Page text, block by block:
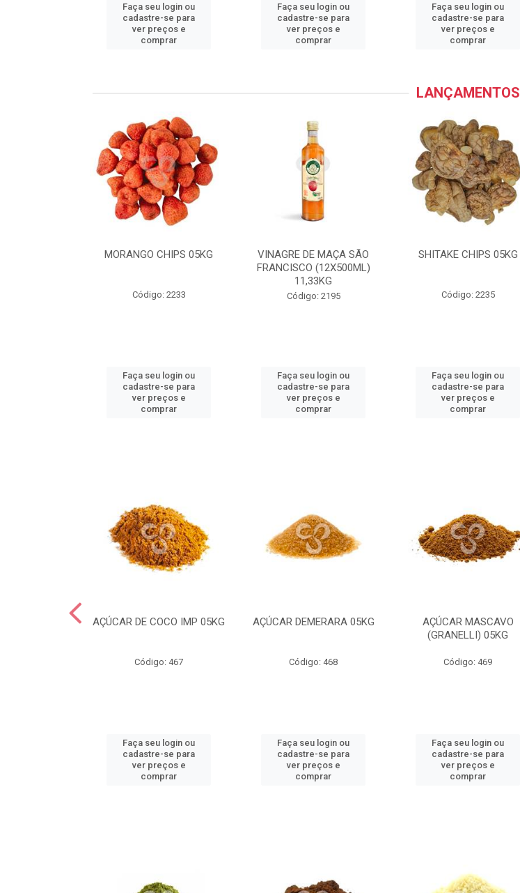
Faça seu login ou
cadastre-se para
ver preços e
comprar
Faça seu login ou
cadastre-se para
ver preços e
comprar
Faça seu login ou
cadastre-se para
ver preços e
comprar
LANÇAMENTOS
MORANGO CHIPS 05KG
Código: 2233
Faça seu login ou
cadastre-se para
ver preços e
comprar
VINAGRE DE MAÇA SÃO
FRANCISCO (12X500ML)
11,33KG
Código: 2195
Faça seu login ou
cadastre-se para
ver preços e
comprar
SHITAKE CHIPS 05KG
Código: 2235
Faça seu login ou
cadastre-se para
ver preços e
comprar
AÇÚCAR DE COCO IMP 05KG
Código: 467
Faça seu login ou
cadastre-se para
ver preços e
comprar
AÇÚCAR DEMERARA 05KG
Código: 468
Faça seu login ou
cadastre-se para
ver preços e
comprar
AÇÚCAR MASCAVO
(GRANELLI) 05KG
Código: 469
Faça seu login ou
cadastre-se para
ver preços e
comprar